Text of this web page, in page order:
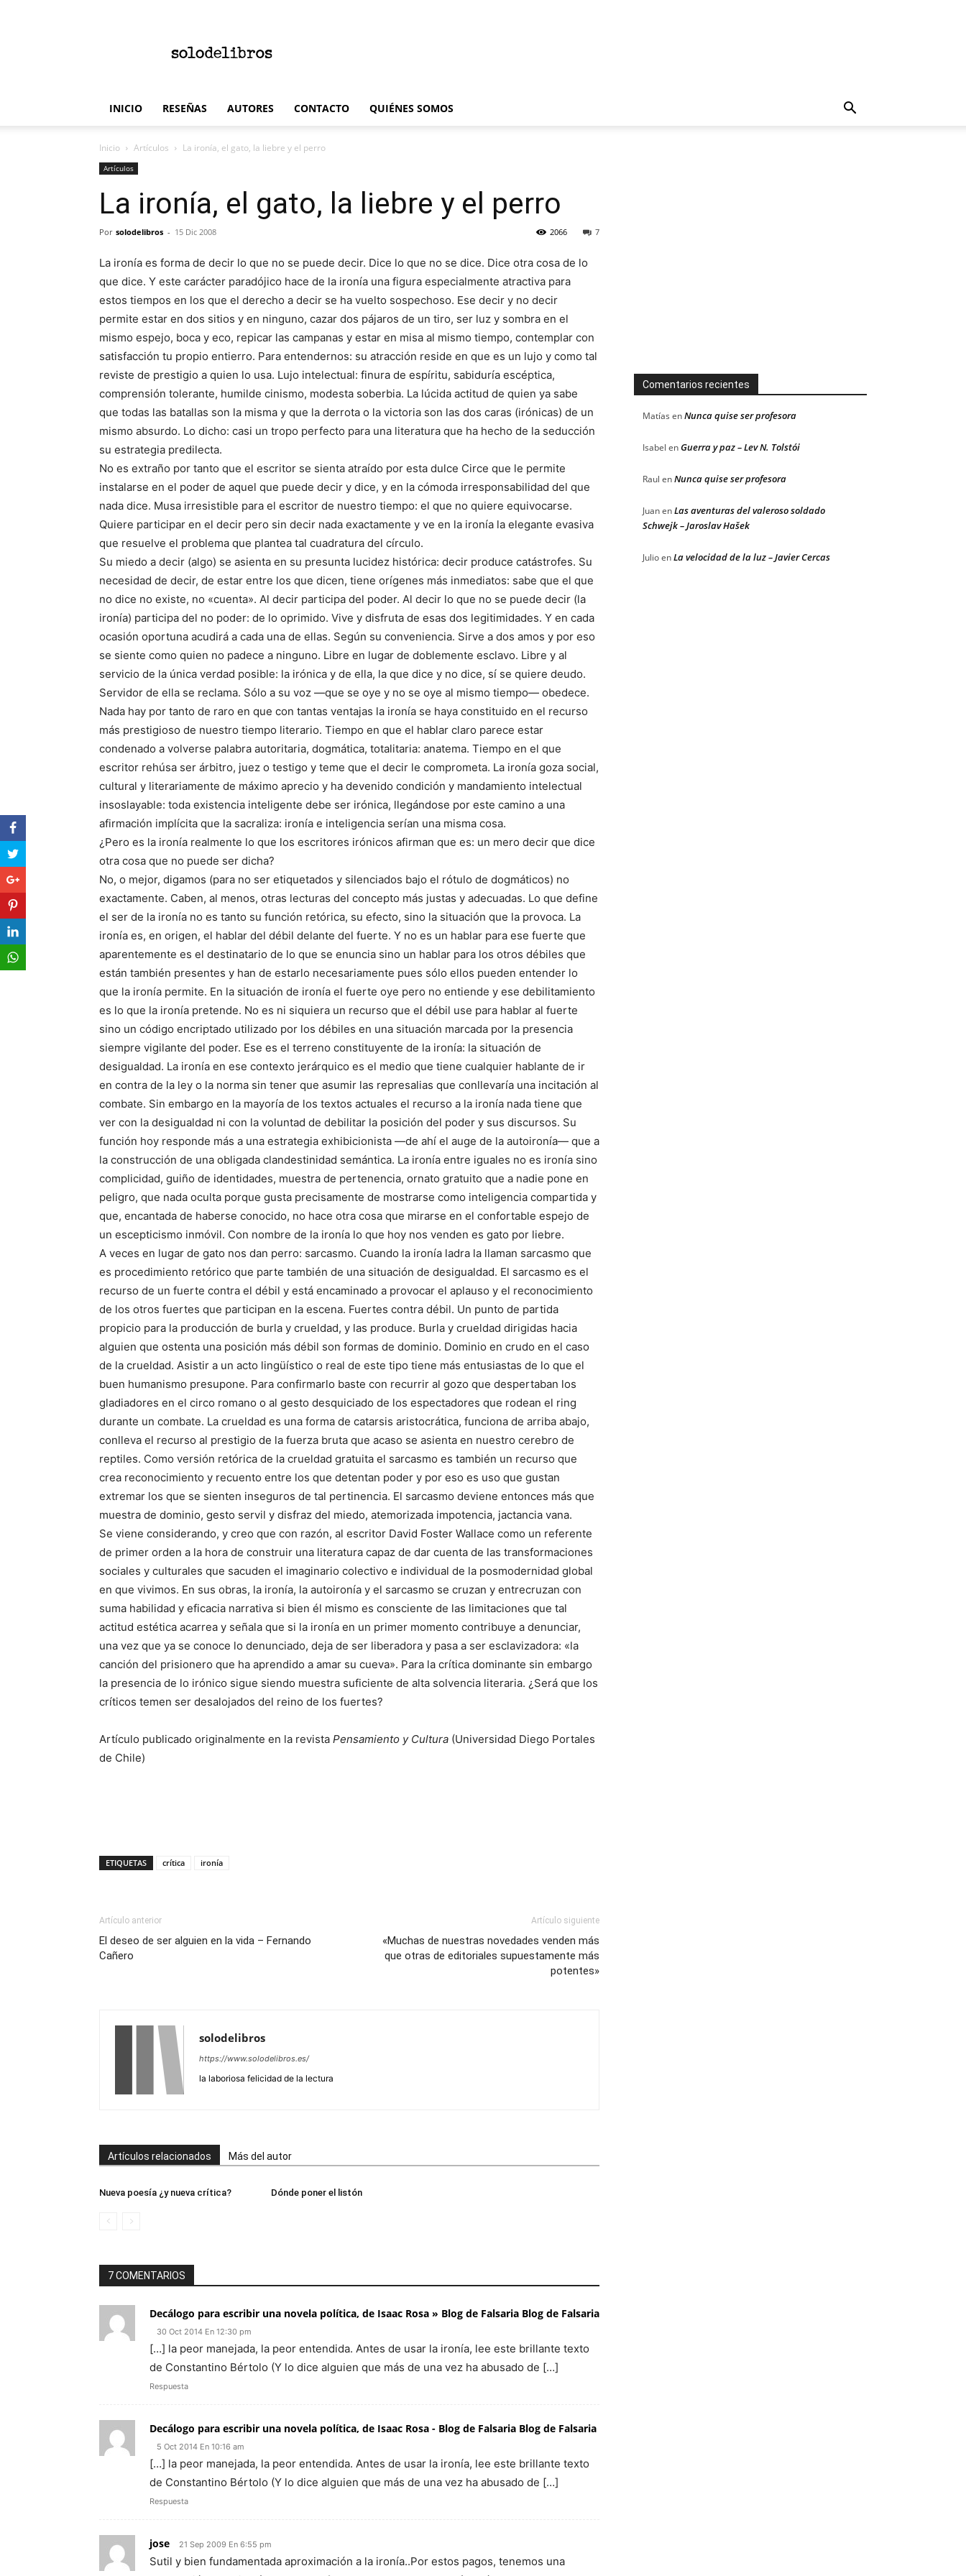
INICIO RESEÑAS AUTORES CONTACTO QUIÉNES SOMOS
Inicio Artículos La ironía, el gato, la liebre y el perro
Artículos
La ironía, el gato, la liebre y el perro
Por solodelibros - 15 Dic 2008 7
2066
La ironía es forma de decir lo que no se puede decir. Dice lo que no se dice. Dice otra cosa de lo
que dice. Y este carácter paradójico hace de la ironía una figura especialmente atractiva para
estos tiempos en los que el derecho a decir se ha vuelto sospechoso. Ese decir y no decir
permite estar en dos sitios y en ninguno, cazar dos pájaros de un tiro, ser luz y sombra en el
mismo espejo, boca y eco, repicar las campanas y estar en misa al mismo tiempo, contemplar con
satisfacción tu propio entierro. Para entendernos: su atracción reside en que es un lujo y como tal
reviste de prestigio a quien lo usa. Lujo intelectual: finura de espíritu, sabiduría escéptica,
comprensión tolerante, humilde cinismo, modesta soberbia. La lúcida actitud de quien ya sabe
que todas las batallas son la misma y que la derrota o la victoria son las dos caras (irónicas) de un
mismo absurdo. Lo dicho: casi un tropo perfecto para una literatura que ha hecho de la seducción
su estrategia predilecta.
No es extraño por tanto que el escritor se sienta atraído por esta dulce Circe que le permite
instalarse en el poder de aquel que puede decir y dice, y en la cómoda irresponsabilidad del que
nada dice. Musa irresistible para el escritor de nuestro tiempo: el que no quiere equivocarse.
Quiere participar en el decir pero sin decir nada exactamente y ve en la ironía la elegante evasiva
que resuelve el problema que plantea tal cuadratura del círculo.
Su miedo a decir (algo) se asienta en su presunta lucidez histórica: decir produce catástrofes. Su
necesidad de decir, de estar entre los que dicen, tiene orígenes más inmediatos: sabe que el que
no dice no existe, no «cuenta». Al decir participa del poder. Al decir lo que no se puede decir (la
ironía) participa del no poder: de lo oprimido. Vive y disfruta de esas dos legitimidades. Y en cada
ocasión oportuna acudirá a cada una de ellas. Según su conveniencia. Sirve a dos amos y por eso
se siente como quien no padece a ninguno. Libre en lugar de doblemente esclavo. Libre y al
servicio de la única verdad posible: la irónica y de ella, la que dice y no dice, sí se quiere deudo.
Servidor de ella se reclama. Sólo a su voz —que se oye y no se oye al mismo tiempo— obedece.
Nada hay por tanto de raro en que con tantas ventajas la ironía se haya constituido en el recurso
más prestigioso de nuestro tiempo literario. Tiempo en que el hablar claro parece estar
condenado a volverse palabra autoritaria, dogmática, totalitaria: anatema. Tiempo en el que
escritor rehúsa ser árbitro, juez o testigo y teme que el decir le comprometa. La ironía goza social,
cultural y literariamente de máximo aprecio y ha devenido condición y mandamiento intelectual
insoslayable: toda existencia inteligente debe ser irónica, llegándose por este camino a una
afirmación implícita que la sacraliza: ironía e inteligencia serían una misma cosa.
¿Pero es la ironía realmente lo que los escritores irónicos afirman que es: un mero decir que dice
otra cosa que no puede ser dicha?
No, o mejor, digamos (para no ser etiquetados y silenciados bajo el rótulo de dogmáticos) no
exactamente. Caben, al menos, otras lecturas del concepto más justas y adecuadas. Lo que define
el ser de la ironía no es tanto su función retórica, su efecto, sino la situación que la provoca. La
ironía es, en origen, el hablar del débil delante del fuerte. Y no es un hablar para ese fuerte que
aparentemente es el destinatario de lo que se enuncia sino un hablar para los otros débiles que
están también presentes y han de estarlo necesariamente pues sólo ellos pueden entender lo
que la ironía permite. En la situación de ironía el fuerte oye pero no entiende y ese debilitamiento
es lo que la ironía pretende. No es ni siquiera un recurso que el débil use para hablar al fuerte
sino un código encriptado utilizado por los débiles en una situación marcada por la presencia
siempre vigilante del poder. Ese es el terreno constituyente de la ironía: la situación de
desigualdad. La ironía en ese contexto jerárquico es el medio que tiene cualquier hablante de ir
en contra de la ley o la norma sin tener que asumir las represalias que conllevaría una incitación al
combate. Sin embargo en la mayoría de los textos actuales el recurso a la ironía nada tiene que
ver con la desigualdad ni con la voluntad de debilitar la posición del poder y sus discursos. Su
función hoy responde más a una estrategia exhibicionista —de ahí el auge de la autoironía— que a
la construcción de una obligada clandestinidad semántica. La ironía entre iguales no es ironía sino
complicidad, guiño de identidades, muestra de pertenencia, ornato gratuito que a nadie pone en
peligro, que nada oculta porque gusta precisamente de mostrarse como inteligencia compartida y
que, encantada de haberse conocido, no hace otra cosa que mirarse en el confortable espejo de
un escepticismo inmóvil. Con nombre de la ironía lo que hoy nos venden es gato por liebre.
A veces en lugar de gato nos dan perro: sarcasmo. Cuando la ironía ladra la llaman sarcasmo que
es procedimiento retórico que parte también de una situación de desigualdad. El sarcasmo es el
recurso de un fuerte contra el débil y está encaminado a provocar el aplauso y el reconocimiento
de los otros fuertes que participan en la escena. Fuertes contra débil. Un punto de partida
propicio para la producción de burla y crueldad, y las produce. Burla y crueldad dirigidas hacia
alguien que ostenta una posición más débil son formas de dominio. Dominio en crudo en el caso
de la crueldad. Asistir a un acto lingüístico o real de este tipo tiene más entusiastas de lo que el
buen humanismo presupone. Para confirmarlo baste con recurrir al gozo que despertaban los
gladiadores en el circo romano o al gesto desquiciado de los espectadores que rodean el ring
durante un combate. La crueldad es una forma de catarsis aristocrática, funciona de arriba abajo,
conlleva el recurso al prestigio de la fuerza bruta que acaso se asienta en nuestro cerebro de
reptiles. Como versión retórica de la crueldad gratuita el sarcasmo es también un recurso que
crea reconocimiento y recuento entre los que detentan poder y por eso es uso que gustan
extremar los que se sienten inseguros de tal pertinencia. El sarcasmo deviene entonces más que
muestra de dominio, gesto servil y disfraz del miedo, atemorizada impotencia, jactancia vana.
Se viene considerando, y creo que con razón, al escritor David Foster Wallace como un referente
de primer orden a la hora de construir una literatura capaz de dar cuenta de las transformaciones
sociales y culturales que sacuden el imaginario colectivo e individual de la posmodernidad global
en que vivimos. En sus obras, la ironía, la autoironía y el sarcasmo se cruzan y entrecruzan con
suma habilidad y eficacia narrativa si bien él mismo es consciente de las limitaciones que tal
actitud estética acarrea y señala que si la ironía en un primer momento contribuye a denunciar,
una vez que ya se conoce lo denunciado, deja de ser liberadora y pasa a ser esclavizadora: «la
canción del prisionero que ha aprendido a amar su cueva». Para la crítica dominante sin embargo
la presencia de lo irónico sigue siendo muestra suficiente de alta solvencia literaria. ¿Será que los
críticos temen ser desalojados del reino de los fuertes?
Artículo publicado originalmente en la revista Pensamiento y Cultura (Universidad Diego Portales
de Chile)
ETIQUETAS crítica ironía
Artículo anterior
El deseo de ser alguien en la vida – Fernando
Cañero
Artículo siguiente
«Muchas de nuestras novedades venden más
que otras de editoriales supuestamente más
potentes»
solodelibros
https://www.solodelibros.es/
la laboriosa felicidad de la lectura
Artículos relacionados Más del autor
Nueva poesía ¿y nueva crítica? Dónde poner el listón
7 COMENTARIOS
Decálogo para escribir una novela política, de Isaac Rosa » Blog de Falsaria Blog de Falsaria
30 Oct 2014 En 12:30 pm
[…] la peor manejada, la peor entendida. Antes de usar la ironía, lee este brillante texto
de Constantino Bértolo (Y lo dice alguien que más de una vez ha abusado de […]
Respuesta
Decálogo para escribir una novela política, de Isaac Rosa - Blog de Falsaria Blog de Falsaria
5 Oct 2014 En 10:16 am
[…] la peor manejada, la peor entendida. Antes de usar la ironía, lee este brillante texto
de Constantino Bértolo (Y lo dice alguien que más de una vez ha abusado de […]
Respuesta
jose 21 Sep 2009 En 6:55 pm
Sutil y bien fundamentada aproximación a la ironía..Por estos pagos, tenemos una
Comentarios recientes
Matías enNunca quise ser profesora
Isabel enGuerra y paz – Lev N. Tolstói
Raul enNunca quise ser profesora
JuanenLas aventuras del valeroso soldado
Schwejk – Jaroslav Hašek
JulioenLa velocidad de la luz – Javier Cercas